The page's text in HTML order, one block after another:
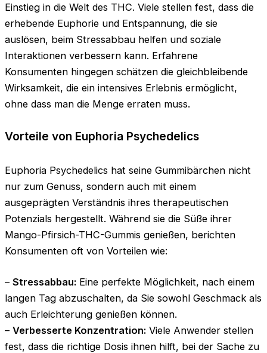
Einstieg in die Welt des THC. Viele stellen fest, dass die
erhebende Euphorie und Entspannung, die sie
auslösen, beim Stressabbau helfen und soziale
Interaktionen verbessern kann. Erfahrene
Konsumenten hingegen schätzen die gleichbleibende
Wirksamkeit, die ein intensives Erlebnis ermöglicht,
ohne dass man die Menge erraten muss.
Vorteile von Euphoria Psychedelics
Euphoria Psychedelics hat seine Gummibärchen nicht
nur zum Genuss, sondern auch mit einem
ausgeprägten Verständnis ihres therapeutischen
Potenzials hergestellt. Während sie die Süße ihrer
Mango-Pfirsich-THC-Gummis genießen, berichten
Konsumenten oft von Vorteilen wie:
– Stressabbau: Eine perfekte Möglichkeit, nach einem
langen Tag abzuschalten, da Sie sowohl Geschmack als
auch Erleichterung genießen können.
– Verbesserte Konzentration: Viele Anwender stellen
fest, dass die richtige Dosis ihnen hilft, bei der Sache zu